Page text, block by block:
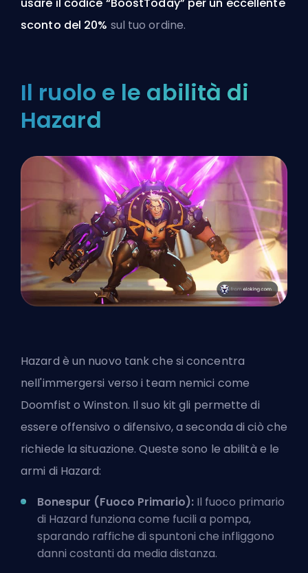
sconto del 20% sul tuo ordine.
Il ruolo e le abilità di
Hazard
Hazard è un nuovo tankche si concentra
nell'immergersi verso i team nemici come
Doomfist o Winston. Il suo kit gli permette di
essere offensivo o difensivo, a seconda di ciò che
richiede la situazione. Queste sono le abilità e le
armi di Hazard:
Bonespur (Fuoco Primario): Il fuoco primario
di Hazard funziona come fucili a pompa,
sparando raffiche di spuntoni che infliggono
danni costanti da media distanza.